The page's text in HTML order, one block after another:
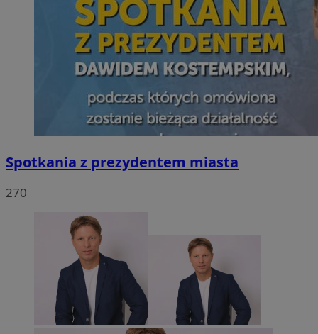
Spotkania z prezydentem miasta
270